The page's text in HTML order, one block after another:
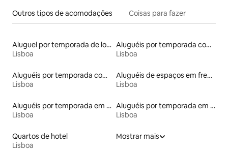
Outros tipos de acomodações Coisas para fazer
Aluguel por temporada de lofts
Lisboa
Aluguéis por temporada com acesso à praia
Lisboa
Aluguéis por temporada com banheiro para PCD
Lisboa
Aluguéis de espaços em frente à praia
Lisboa
Aluguéis por temporada em hotéis-fazenda
Lisboa
Aluguéis por temporada em albergue
Lisboa
Quartos de hotel
Lisboa
Mostrar mais